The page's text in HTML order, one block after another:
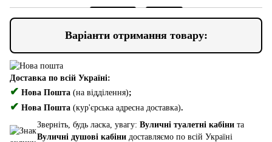
Варіанти отримання товару:
Доставка по всій Україні:
✔ Нова Пошта (на відділення);
✔ Нова Пошта (кур'єрська адресна доставка).
Зверніть, будь ласка, увагу: Вуличні туалетні кабіни та
Вуличні душові кабіни доставляємо по всій Україні